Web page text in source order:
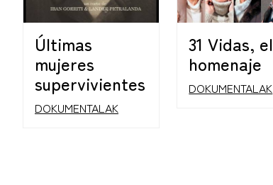
Últimas
mujeres
supervivientes
DOKUMENTALAK
31 Vidas, el
homenaje
DOKUMENTALAK